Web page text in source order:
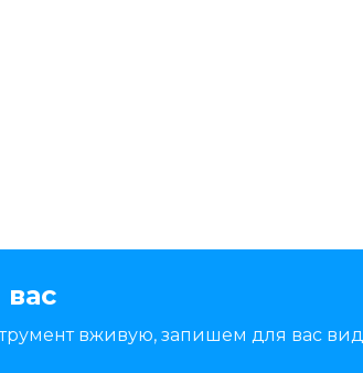
вживую, запишем для вас